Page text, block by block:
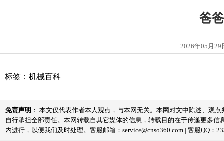
爸
2026年05月
标签： 机械百科
免责声明 ： 本文仅代表作者本人观点，与本网无关。本网对文中陈述、观
自行承担全部责任。本网转载自其它媒体的信息，转载目的在于传递更多
内进行，以便我们及时处理。客服邮箱：service@cnso360.com | 客服QQ：